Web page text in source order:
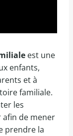
est une
enfants,
et à
familiale.
les
afin de mener
prendre la